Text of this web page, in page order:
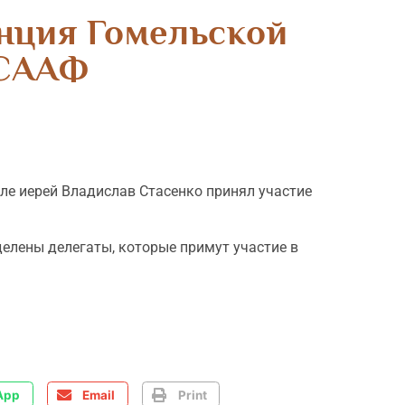
Гомельской
иерей Владислав Стасенко принял участие
делегаты, которые примут участие в
Email Print